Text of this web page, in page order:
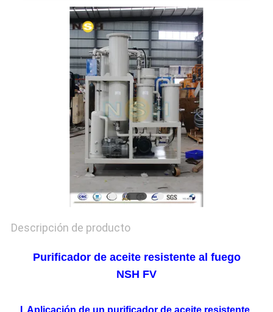
Descripción de producto
Purificador de aceite resistente al fuego
NSH FV